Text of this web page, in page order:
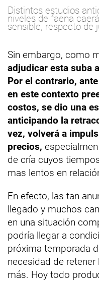
Distintos estudios
niveles de faena
sensible, respecto de
Sin embargo, como
adjudicar esta suba
Por el contrario,
en este contexto
costos, se dio una
anticipando la
vez, volverá a
precios,
de cría cuyos
mas lentos en
En efecto, las tan
llegado y muchos
en una situación
podría llegar a
próxima temporada
necesidad de
más. Hoy todo